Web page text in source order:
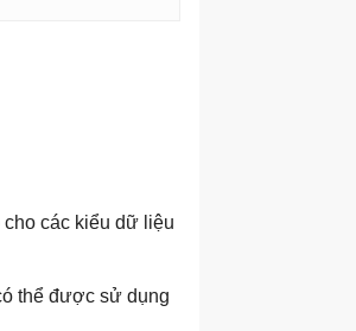
các kiểu dữ liệu
thể được sử dụng